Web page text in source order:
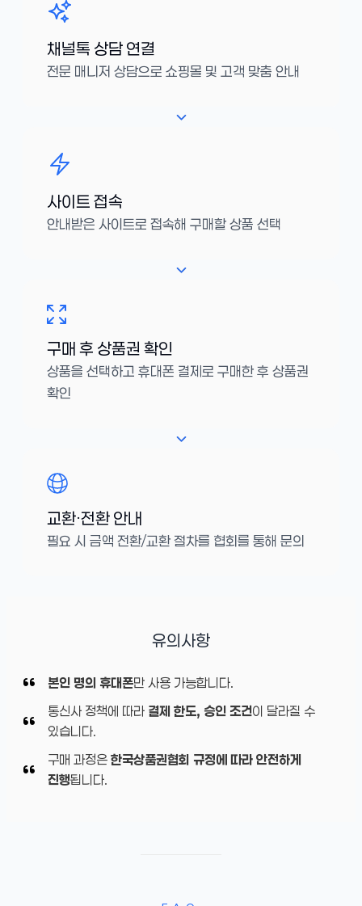
채널톡 상담 연결
전문 매니저 상담으로 쇼핑몰 및 고객 맞춤 안내
사이트 접속
안내받은 사이트로 접속해 구매할 상품 선택
구매 후 상품권 확인
상품을 선택하고 휴대폰 결제로 구매한 후 상품권
확인
교환·전환 안내
필요 시 금액 전환/교환 절차를 협회를 통해 문의
유의사항
본인 명의 휴대폰만 사용 가능합니다.
통신사 정책에 따라 결제 한도, 승인 조건이 달라질 수
있습니다.
구매 과정은 한국상품권협회 규정에 따라 안전하게
진행됩니다.